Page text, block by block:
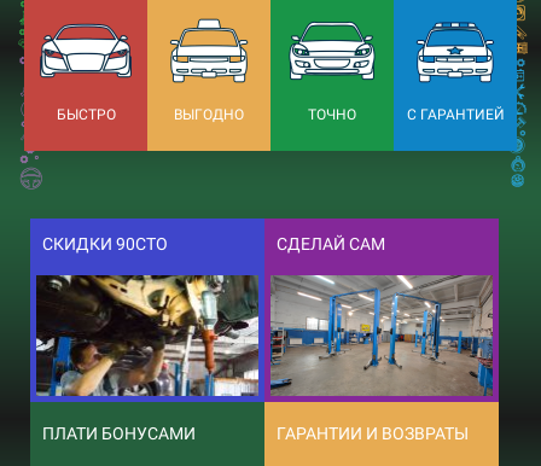
БЫСТРО ВЫГОДНО ТОЧНО С ГАРАНТИЕЙ
СКИДКИ 90СТО СДЕЛАЙ САМ
ПЛАТИ БОНУСАМИ ГАРАНТИИ И ВОЗВРАТЫ